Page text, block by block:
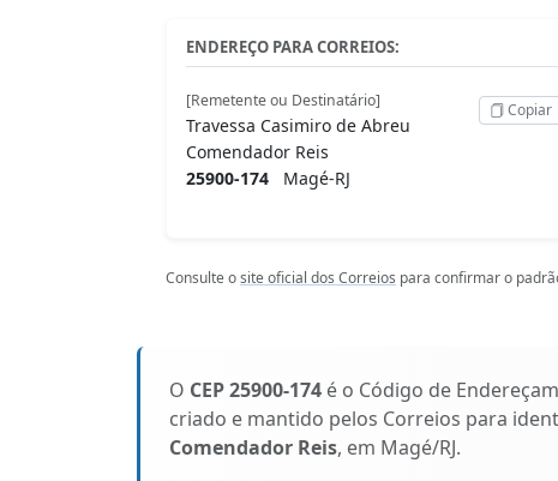
ENDEREÇO PARA CORREIOS:
[Remetente ou Destinatário]
Travessa Casimiro de Abreu
Comendador Reis
25900-174 Magé-RJ
Copiar
Consulte osite oficial dos Correios para confirmar o
O CEP 25900-174 é o Código de
criado e mantido pelos Correios para
Comendador Reis, em Magé/RJ.